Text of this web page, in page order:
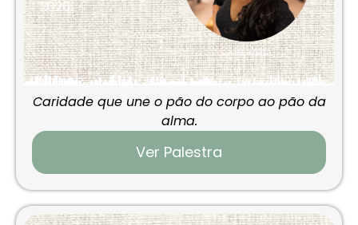
2026
Caridade que une o pão do corpo ao pão da
alma.
Ver Palestra